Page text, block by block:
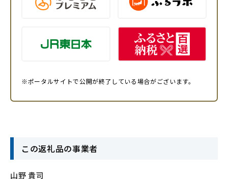
※ポータルサイトで公開が終了している場合がございます。
この返礼品の事業者
山野 貴司